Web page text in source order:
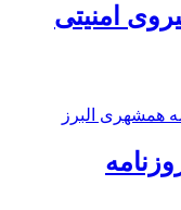
امنیتی